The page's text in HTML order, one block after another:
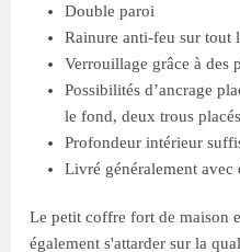
Double paroi
Rainure anti-feu sur tout
Verrouillage grâce à des
Possibilités d’ancrage
le fond, deux trous
Profondeur intérieur
Livré généralement avec
Le petit coffre fort de maison
également s'attarder sur la